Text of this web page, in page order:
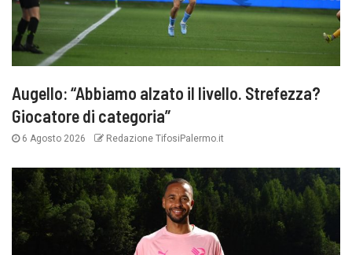
Augello: “Abbiamo alzato il livello. Strefezza?
Giocatore di categoria”
6 Agosto 2026 Redazione TifosiPalermo.it